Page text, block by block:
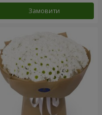
Замовити